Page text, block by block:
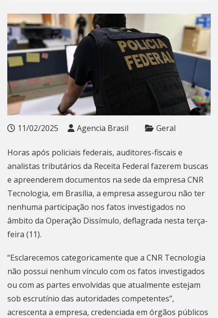
11/02/2025 Agencia Brasil Geral
Horas após policiais federais, auditores-fiscais e
analistas tributários da Receita Federal fazerem buscas
e apreenderem documentos na sede da empresa CNR
Tecnologia, em Brasília, a empresa assegurou não ter
nenhuma participação nos fatos investigados no
âmbito da Operação Dissímulo, deflagrada nesta terça-
feira (11).
“Esclarecemos categoricamente que a CNR Tecnologia
não possui nenhum vínculo com os fatos investigados
ou com as partes envolvidas que atualmente estejam
sob escrutínio das autoridades competentes”,
acrescenta a empresa, credenciada em órgãos públicos